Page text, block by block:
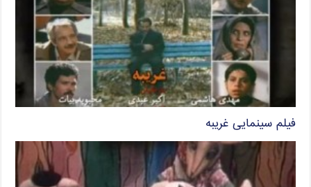
فیلم سینمایی غریبه